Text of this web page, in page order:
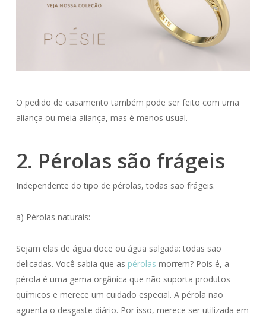
O pedido de casamento também pode ser feito com uma
aliança ou meia aliança, mas é menos usual.
2. Pérolas são frágeis
Independente do tipo de pérolas, todas são frágeis.
a) Pérolas naturais:
Sejam elas de água doce ou água salgada: todas são
delicadas. Você sabia que as pérolas morrem? Pois é, a
pérola é uma gema orgânica que não suporta produtos
químicos e merece um cuidado especial. A pérola não
aguenta o desgaste diário. Por isso, merece ser utilizada em